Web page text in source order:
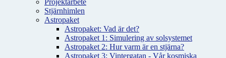
Projektarbete
Stjärnhimlen
Astropaket
Astropaket: Vad är det?
Astropaket 1: Simulering av solsystemet
Astropaket 2: Hur varm är en stjärna?
Astropaket 3: Vintergatan - Vår kosmiska